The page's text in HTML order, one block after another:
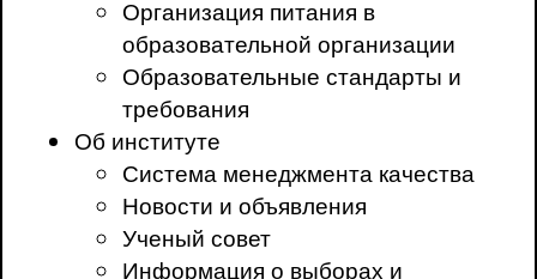
Организация питания в
образовательной организации
Образовательные стандарты и
требования
Об институте
Система менеджмента качества
Новости и объявления
Ученый совет
Информация о выборах и